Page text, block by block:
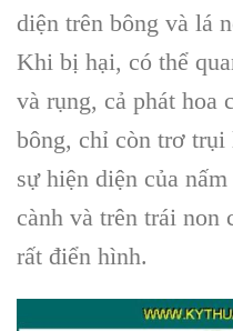
diện trên bông và lá
Khi bị hại, có thể
và rụng, cả phát hoa
bông, chỉ còn trơ trụi
sự hiện diện của
cành và trên trái non
rất điển hình.